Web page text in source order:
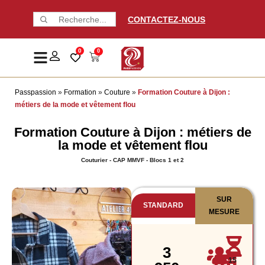
CONTACTEZ-NOUS
0 0
Passpassion » Formation » Couture » Formation Couture à Dijon :
métiers de la mode et vêtement flou
Formation Couture à Dijon : métiers de
la mode et vêtement flou
Couturier - CAP MMVF - Blocs 1 et 2
STANDARD
SUR
MESURE
3
15